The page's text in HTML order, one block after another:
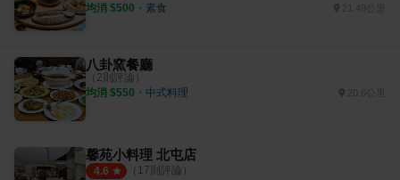
均消 $500 ・ 素食 21.49公里
八卦窯餐廳
（ 2則評論）
均消 $550 ・ 中式料理
馨苑小料理 北屯店
4.6 （ 17則評論）